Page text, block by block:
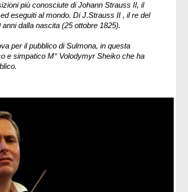
più conosciute di Johann Strauss II, il
eseguiti al mondo. Di J.Strauss II , il re del
anni dalla nascita (25 ottobre 1825).
per il pubblico di Sulmona, in questa
e simpatico M° Volodymyr Sheiko che ha